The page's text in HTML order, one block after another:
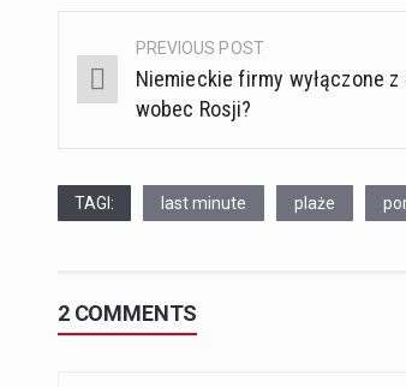
Post
navigation
PREVIOUS POST
Niemieckie firmy wyłączone z
wobec Rosji?
TAGI: last minute plaże
2 COMMENTS